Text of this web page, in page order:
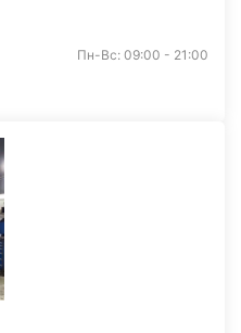
Пн-Вс: 09:00 - 21:00